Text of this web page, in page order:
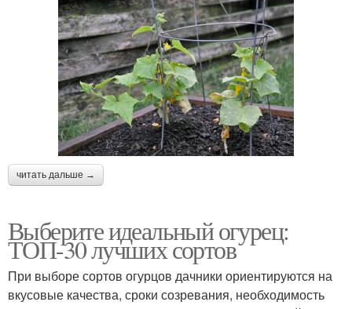
читать дальше →
Выберите идеальный огурец:
ТОП-30 лучших сортов
При выборе сортов огурцов дачники ориентируются на
вкусовые качества, сроки созревания, необходимость